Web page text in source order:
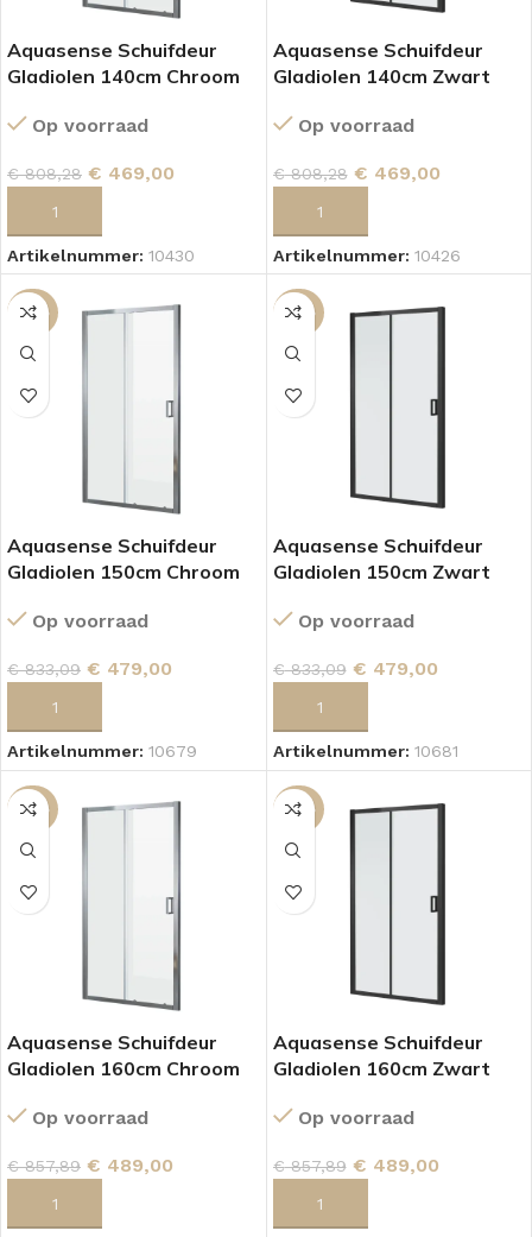
Aquasense Schuifdeur
Gladiolen 140cm Chroom
Op voorraad
€808,28 € 469,00
Artikelnummer: 10430
Aquasense Schuifdeur
Gladiolen 140cm Zwart
Op voorraad
€808,28 € 469,00
Artikelnummer: 10426
-43%
Aquasense Schuifdeur
Gladiolen 150cm Chroom
Op voorraad
€833,09 € 479,00
Artikelnummer: 10679
-43%
Aquasense Schuifdeur
Gladiolen 150cm Zwart
Op voorraad
€833,09 € 479,00
Artikelnummer: 10681
-43%
Aquasense Schuifdeur
Gladiolen 160cm Chroom
Op voorraad
€857,89 € 489,00
-43%
Aquasense Schuifdeur
Gladiolen 160cm Zwart
Op voorraad
€857,89 € 489,00